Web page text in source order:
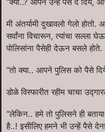
“क्या..? आपने उन्हे पैसे दे दिये,
मी अंतर्यामी दुखावलो गेलो होतो.
सर्वांना विचारून, त्यांचा सल्ला
पोलिसांना पैसेही देऊन बसले होते.
“तो क्या.. आपने पुलिस को पैसे
डोळे विस्फारीत रहीम चाचा
“लेकिन.. हमे तो पुलिसने ही
है..! इसीलिए हमने भी उन्हें पैसे